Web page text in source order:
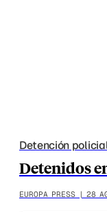
Detención
Detenidos
EUROPA PRESS | 28